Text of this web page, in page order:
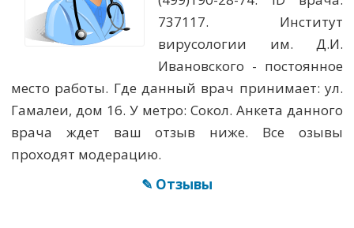
737117. Институт
вирусологии им. Д.И.
Ивановского - постоянное
место работы. Где данный врач принимает: ул.
Гамалеи, дом 16. У метро: Сокол. Анкета данного
врача ждет ваш отзыв ниже. Все озывы
проходят модерацию.
✎ Отзывы